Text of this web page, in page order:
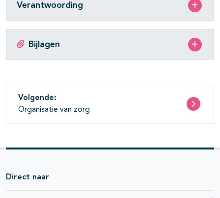
Verantwoording
Bijlagen
Volgende:
Organisatie van zorg
Direct naar